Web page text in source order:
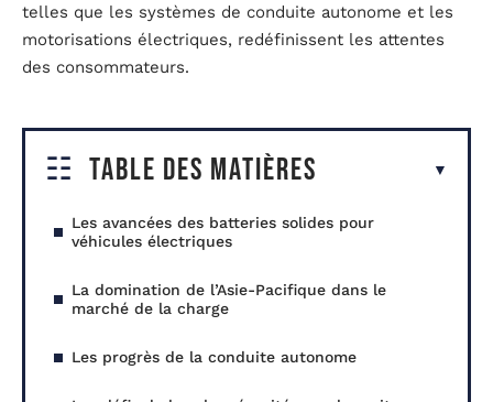
telles que les systèmes de conduite autonome et les
motorisations électriques, redéfinissent les attentes
des consommateurs.
Table des matières
Les avancées des batteries solides pour
véhicules électriques
La domination de l’Asie-Pacifique dans le
marché de la charge
Les progrès de la conduite autonome